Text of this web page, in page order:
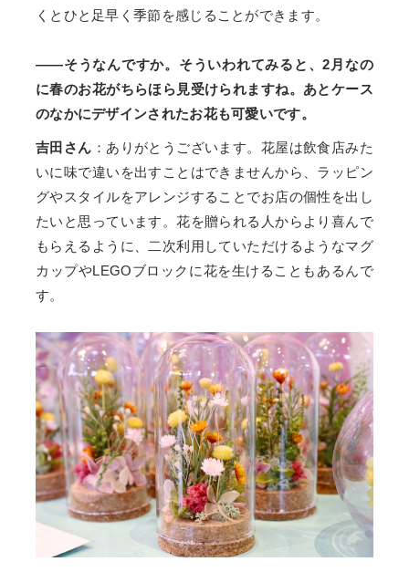
くとひと足早く季節を感じることができます。
——そうなんですか。そういわれてみると、2月なの
に春のお花がちらほら見受けられますね。あとケース
のなかにデザインされたお花も可愛いです。
吉田さん ：ありがとうございます。花屋は飲食店みた
いに味で違いを出すことはできませんから、ラッピン
グやスタイルをアレンジすることでお店の個性を出し
たいと思っています。花を贈られる人からより喜んで
もらえるように、二次利用していただけるようなマグ
カップやLEGOブロックに花を生けることもあるんで
す。